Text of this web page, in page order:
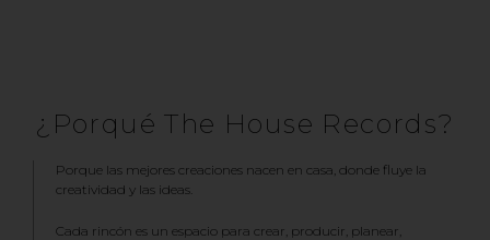
¿Porqué The House Records?
Porque las mejores creaciones nacen en casa, donde fluye la
creatividad y las ideas.
Cada rincón es un espacio para crear, producir, planear,